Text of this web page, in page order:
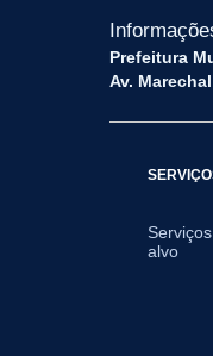
Prefeitura
Av.
alvo